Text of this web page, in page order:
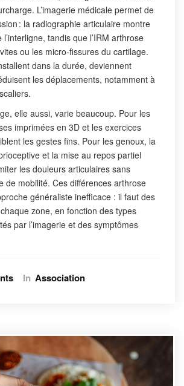
L’imagerie médicale permet de
: la radiographie articulaire montre
tandis que l’IRM arthrose
ou les micro-fissures du cartilage.
dans la durée, deviennent
les déplacements, notamment à
elle aussi, varie beaucoup. Pour les
imprimées en 3D et les exercices
les gestes fins. Pour les genoux, la
et la mise au repos partiel
les douleurs articulaires sans
de mobilité. Ces différences arthrose
généraliste inefficace : il faut des
zone, en fonction des types
par l’imagerie et des symptômes
In Association